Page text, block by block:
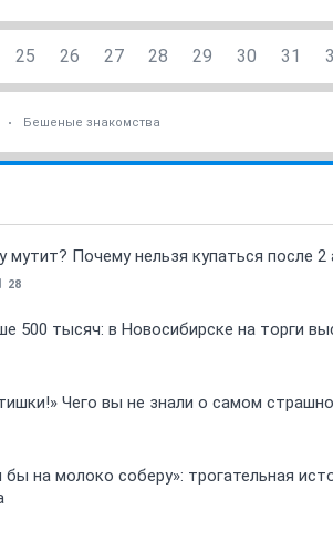
25 26 27 28 29 30 31
Бешеные знакомства
мутит? Почему нельзя купаться после 2
28
500 тысяч: в Новосибирске на торги
Чего вы не знали о самом
на молоко соберу»: трогательная